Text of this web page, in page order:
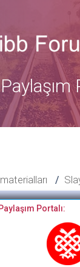
Bitdi
Portalı:
heç bir
tanış